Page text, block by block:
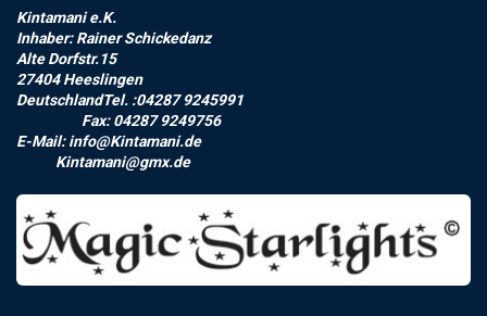
Kintamani e.K.
Inhaber: Rainer Schickedanz
Alte Dorfstr.15
27404 Heeslingen
DeutschlandTel. :04287 9245991
Fax: 04287 9249756
E-Mail: info@Kintamani.de
Kintamani@gmx.de